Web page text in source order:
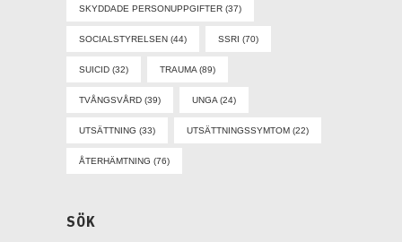
SKYDDADE PERSONUPPGIFTER (37)
SOCIALSTYRELSEN (44) SSRI (70)
SUICID (32) TRAUMA (89)
TVÅNGSVÅRD (39) UNGA (24)
UTSÄTTNING (33) UTSÄTTNINGSSYMTOM (22)
ÅTERHÄMTNING (76)
SÖK